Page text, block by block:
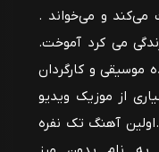
می‌کند و می‌خواند .
می کرد آموخت.
موسیقی و کارگردان
از موزیک ویدیو
آهنگ تک نفره